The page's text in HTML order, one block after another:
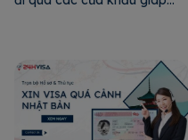
được bao lâu? Xin như thế
nào? Bài viết này, 24H Visa
sẽ cung cấp thông tin về làm
giấy […]